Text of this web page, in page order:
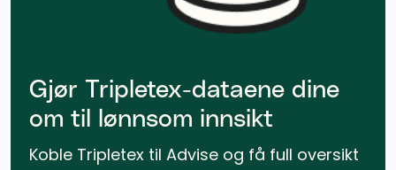
Gjør Tripletex-dataene dine
om til lønnsom innsikt
Koble Tripletex til Advise og få full oversikt